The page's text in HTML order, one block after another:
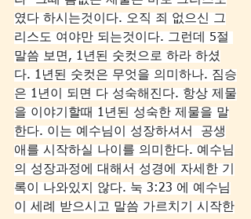
였다 하시는것이다. 오직 죄 없으신 그
리스도 여야만 되는것이다. 그런데 5절
말씀 보면, 1년된 숫컷으로 하라 하셨
다. 1년된 숫컷은 무엇을 의미하나. 짐승
은 1년이 되면 다 성숙해진다. 항상 제물
을 이야기할때 1년된 성숙한 제물을 말
한다. 이는 예수님이 성장하셔서  공생
애를 시작하실 나이를 의미한다. 예수님
의 성장과정에 대해서 성경에 자세한 기
록이 나와있지 않다. 눅 3:23 에 예수님
이 세례 받으시고 말씀 가르치기 시작한